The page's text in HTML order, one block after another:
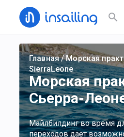
Главная/Морская
SierraLeone
Морская
Сьерра-
Майлбилдинг во время
переходов даёт